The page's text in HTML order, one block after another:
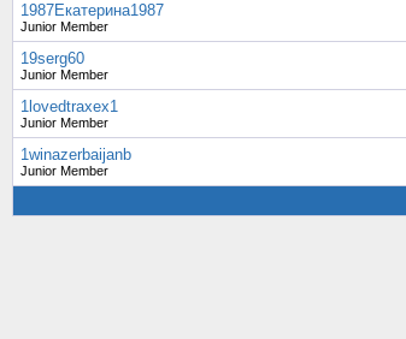
1987Екатерина1987
Junior Member
19serg60
Junior Member
1lovedtraxex1
Junior Member
1winazerbaijanb
Junior Member